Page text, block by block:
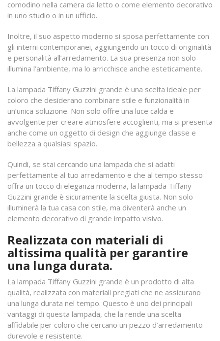
comodino nella camera da letto o come elemento decorativo
in uno studio o in un ufficio.
Inoltre, il suo aspetto moderno si sposa perfettamente con
gli interni contemporanei, aggiungendo un tocco di originalità
e personalità all’arredamento. La sua presenza non solo
illumina l’ambiente, ma lo arricchisce anche esteticamente.
La lampada Tiffany Guzzini grande è una scelta ideale per
coloro che desiderano combinare stile e funzionalità in
un’unica soluzione. Non solo offre una luce calda e
avvolgente per creare atmosfere accoglienti, ma si presenta
anche come un oggetto di design che aggiunge classe e
bellezza a qualsiasi spazio.
Quindi, se stai cercando una lampada che si adatti
perfettamente al tuo arredamento e che al tempo stesso
offra un tocco di eleganza moderna, la lampada Tiffany
Guzzini grande è sicuramente la scelta giusta. Non solo
illuminerà la tua casa con stile, ma diventerà anche un
elemento decorativo di grande impatto visivo.
Realizzata con materiali di
altissima qualità per garantire
una lunga durata.
La lampada Tiffany Guzzini grande è un prodotto di alta
qualità, realizzata con materiali pregiati che ne assicurano
una lunga durata nel tempo. Questo è uno dei principali
vantaggi di questa lampada, che la rende una scelta
affidabile per coloro che cercano un pezzo d’arredamento
durevole e resistente.